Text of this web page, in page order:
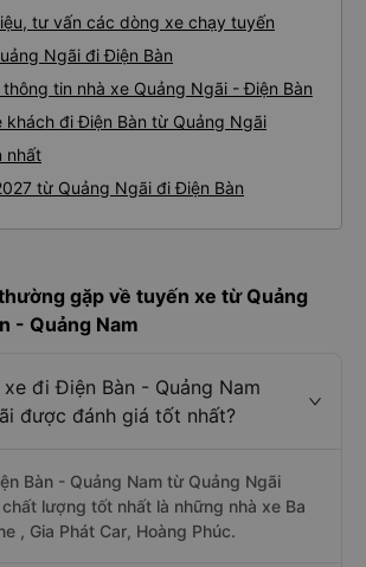
tư vấn các dòng xe chạy tuyến
Ngãi đi Điện Bàn
tin nhà xe Quảng Ngãi - Điện Bàn
khách đi Điện Bàn từ Quảng Ngãi
nhất
từ Quảng Ngãi đi Điện Bàn
gặp về tuyến xe từ Quảng
- Quảng Nam
xe đi Điện Bàn - Quảng Nam
được đánh giá tốt nhất?
Bàn - Quảng Nam từ Quảng Ngãi
lượng tốt nhất là những nhà xe Ba
, Gia Phát Car, Hoàng Phúc.